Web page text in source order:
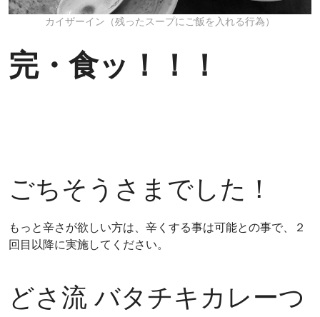
カイザーイン（残ったスープにご飯を入れる行為）
完・食ッ！！！
ごちそうさまでした！
もっと辛さが欲しい方は、辛くする事は可能との事で、２
回目以降に実施してください。
どさ流 バタチキカレーつ